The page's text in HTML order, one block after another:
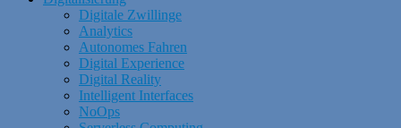
Digitale Zwillinge
Analytics
Autonomes Fahren
Digital Experience
Digital Reality
Intelligent Interfaces
NoOps